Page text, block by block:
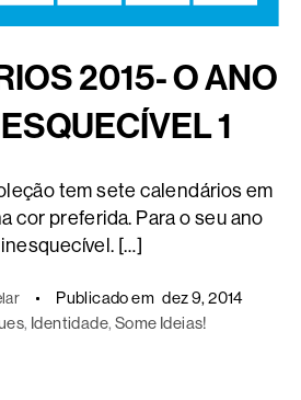
2015- O ANO
1
tem sete calendários em
cor preferida. Para o seu ano
[…]
Publicado em dez 9, 2014
, Identidade, Some Ideias!